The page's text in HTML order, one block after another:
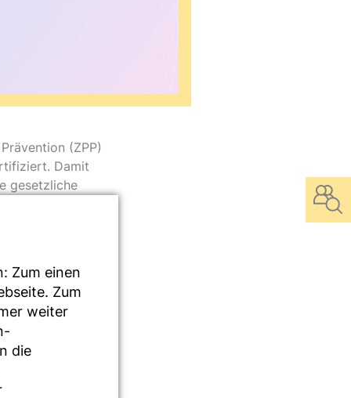
(ZPP)
Damit
gesetzliche
drei Formaten zur
Zum einen
Zum
weiter
die